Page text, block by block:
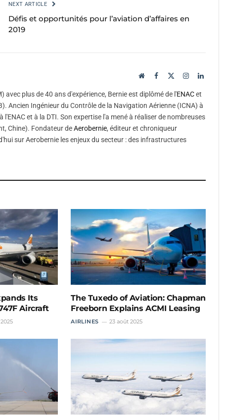
NEXT ARTICLE
Défis et opportunités pour l’aviation d’affaires en
2019
WebsiteFacebook InstagramLinkedIn
plus de 40 ans d'expérience, Bernie est diplômé de l'ENACet
Ancien Ingénieur du Contrôle de la Navigation Aérienne (ICNA) à
et à la DTI. Son expertise l'a mené à réaliser de nombreuses
Chine). Fondateur deAerobernie, éditeur et chroniqueur
sur Aerobernie les enjeux du secteur : des infrastructures
Its
Aircraft
The Tuxedo of Aviation: Chapman
Freeborn Explains ACMI Leasing
AIRLINES 23 août 2025